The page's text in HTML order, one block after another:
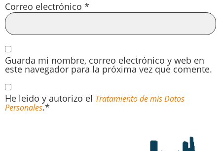
Correo electrónico *
Guarda mi nombre, correo electrónico y web en
este navegador para la próxima vez que comente.
He leído y autorizo el Tratamiento de mis Datos
Personales.*